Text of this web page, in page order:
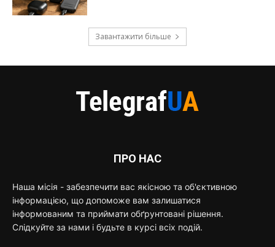
Завантажити більше
ПРО НАС
Наша місія - забезпечити вас якісною та об'єктивною
інформацією, що допоможе вам залишатися
інформованим та приймати обґрунтовані рішення.
Слідкуйте за нами і будьте в курсі всіх подій.